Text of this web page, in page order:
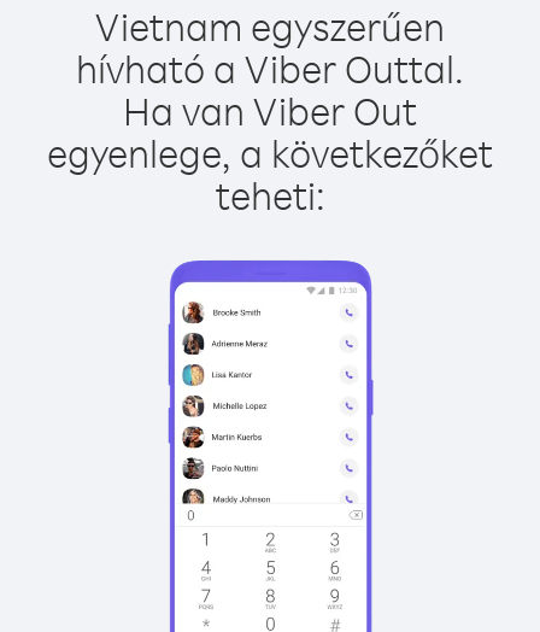
Vietnam egyszerűen
hívható a Viber Outtal.
Ha van Viber Out
egyenlege, a következőket
teheti: